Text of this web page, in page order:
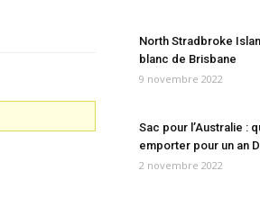
North Stradbroke
blanc de Brisbane
9 novembre 2022
Sac pour l’Australie :
emporter pour un an
2 novembre 2022